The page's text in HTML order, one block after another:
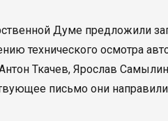
Думе предложили
технического осмотра
Ткачев, Ярослав
письмо они